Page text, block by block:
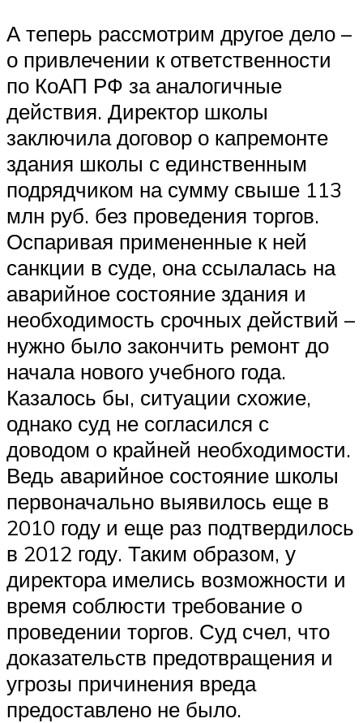
А теперь рассмотрим другое дело –
о привлечении к ответственности
по КоАП РФ за аналогичные
действия. Директор школы
заключила договор о капремонте
здания школы с единственным
подрядчиком на сумму свыше 113
млн руб. без проведения торгов.
Оспаривая примененные к ней
санкции в суде, она ссылалась на
аварийное состояние здания и
необходимость срочных действий –
нужно было закончить ремонт до
начала нового учебного года.
Казалось бы, ситуации схожие,
однако суд не согласился с
доводом о крайней необходимости.
Ведь аварийное состояние школы
первоначально выявилось еще в
2010 году и еще раз подтвердилось
в 2012 году. Таким образом, у
директора имелись возможности и
время соблюсти требование о
проведении торгов. Суд счел, что
доказательств предотвращения и
угрозы причинения вреда
предоставлено не было.